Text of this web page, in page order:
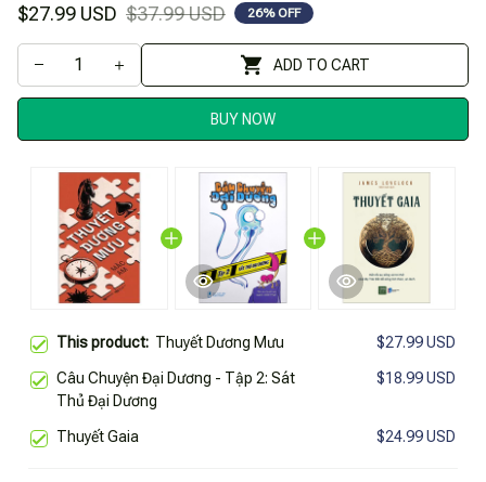
$27.99 USD $37.99 USD 26% OFF
ADD TO CART
BUY NOW
This product: Thuyết Dương Mưu $27.99 USD
Câu Chuyện Đại Dương - Tập 2: Sát
Thủ Đại Dương
$18.99 USD
Thuyết Gaia $24.99 USD